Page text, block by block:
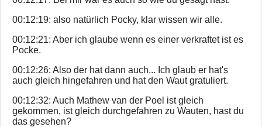
00:12:19: also natürlich Pocky, klar wissen wir alle.
00:12:21: Aber ich glaube wenn es einer verkraftet ist es
Pocke.
00:12:26: Also der hat dann auch... Ich glaub er hat's
auch gleich hingefahren und hat den Waut gratuliert.
00:12:32: Auch Mathew van der Poel ist gleich
gekommen, ist gleich durchgefahren zu Wauten, hast du
das gesehen?